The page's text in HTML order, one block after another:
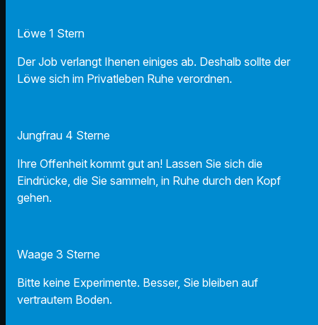
Löwe 1 Stern
Der Job verlangt Ihenen einiges ab. Deshalb sollte der
Löwe sich im Privatleben Ruhe verordnen.
Jungfrau 4 Sterne
Ihre Offenheit kommt gut an! Lassen Sie sich die
Eindrücke, die Sie sammeln, in Ruhe durch den Kopf
gehen.
Waage 3 Sterne
Bitte keine Experimente. Besser, Sie bleiben auf
vertrautem Boden.